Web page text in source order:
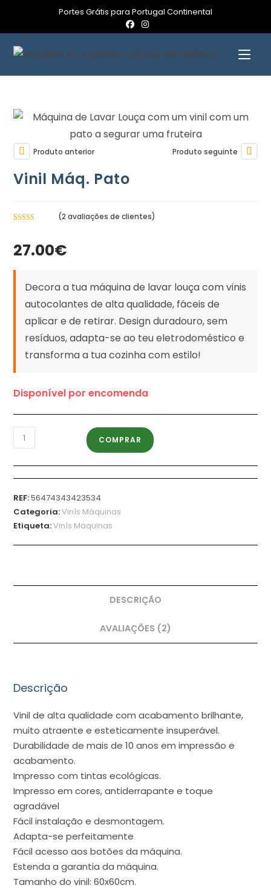
Portes Grátis para Portugal Continental
Produto anterior Produto seguinte
Vinil Máq. Pato
em 5 com
es de
(2 avaliações de clientes)
27.00€
Decora a tua máquina de lavar louça com vinis
autocolantes de alta qualidade, fáceis de
aplicar e de retirar. Design duradouro, sem
resíduos, adapta-se ao teu eletrodoméstico e
transforma a tua cozinha com estilo!
Disponível por encomenda
COMPRAR
REF:56474343423534
Categoria:Vinís Máquinas
Etiqueta:Vinís Máquinas
DESCRIÇÃO
AVALIAÇÕES (2)
Descrição
Vinil de alta qualidade com acabamento brilhante,
muito atraente e esteticamente insuperável.
Durabilidade de mais de 10 anos em impressão e
acabamento.
Impresso com tintas ecológicas.
Impresso em cores, antiderrapante e toque
agradável
Fácil instalação e desmontagem.
Adapta-se perfeitamente
Fácil acesso aos botões da máquina.
Estenda a garantia da máquina.
Tamanho do vinil: 60x60cm.